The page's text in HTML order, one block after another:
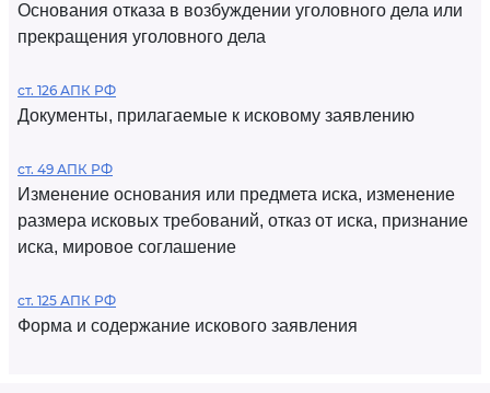
Основания отказа в возбуждении уголовного дела или
прекращения уголовного дела
ст. 126 АПК РФ
Документы, прилагаемые к исковому заявлению
ст. 49 АПК РФ
Изменение основания или предмета иска, изменение
размера исковых требований, отказ от иска, признание
иска, мировое соглашение
ст. 125 АПК РФ
Форма и содержание искового заявления